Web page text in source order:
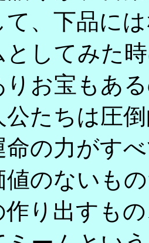
て、下品に
としてみた
りお宝もあ
公たちは圧
命の力がす
値のないも
り出すも